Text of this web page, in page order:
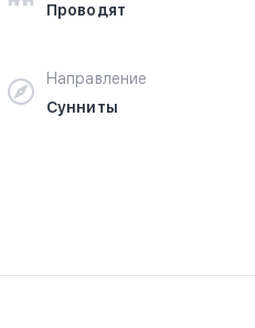
Проводят
Направление
Сунниты